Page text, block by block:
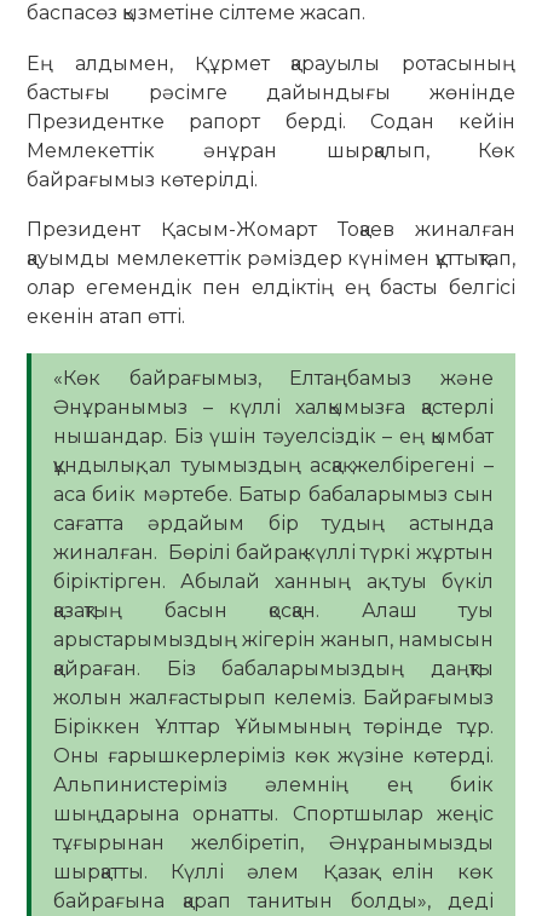
баспасөз қызметіне сілтеме жасап.
Ең алдымен, Құрмет қарауылы ротасының
бастығы рәсімге дайындығы жөнінде
Президентке рапорт берді. Содан кейін
Мемлекеттік әнұран шырқалып, Көк
байрағымыз көтерілді.
Президент Қасым-Жомарт Тоқаев жиналған
қауымды мемлекеттік рәміздер күнімен құттықтап,
олар егемендік пен елдіктің ең басты белгісі
екенін атап өтті.
«Көк байрағымыз, Елтаңбамыз және
Әнұранымыз – күллі халқымызға қастерлі
нышандар. Біз үшін тәуелсіздік – ең қымбат
құндылық, ал туымыздың асқақ желбірегені –
аса биік мәртебе. Батыр бабаларымыз сын
сағатта әрдайым бір тудың астында
жиналған. Бөрілі байрақ күллі түркі жұртын
біріктірген. Абылай ханның ақ туы бүкіл
қазақтың басын қосқан. Алаш туы
арыстарымыздың жігерін жанып, намысын
қайраған. Біз бабаларымыздың даңқты
жолын жалғастырып келеміз. Байрағымыз
Біріккен Ұлттар Ұйымының төрінде тұр.
Оны ғарышкерлеріміз көк жүзіне көтерді.
Альпинистеріміз әлемнің ең биік
шыңдарына орнатты. Спортшылар жеңіс
тұғырынан желбіретіп, Әнұранымызды
шырқатты. Күллі әлем Қазақ елін көк
байрағына қарап танитын болды», деді